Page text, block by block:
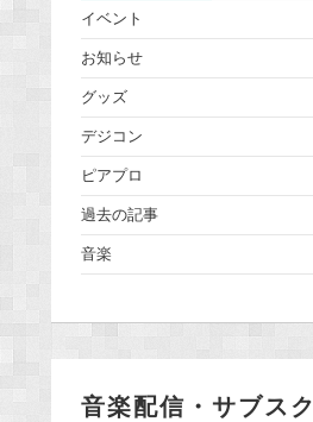
イベント
お知らせ
グッズ
デジコン
ピアプロ
過去の記事
音楽
音楽配信・サブスク